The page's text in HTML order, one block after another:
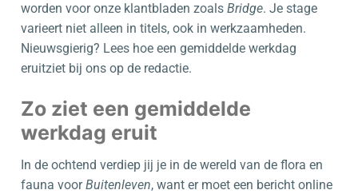
worden voor onze klantbladen zoals Bridge. Je stage
varieert niet alleen in titels, ook in werkzaamheden.
Nieuwsgierig? Lees hoe een gemiddelde werkdag
eruitziet bij ons op de redactie.
Zo ziet een gemiddelde
werkdag eruit
In de ochtend verdiep jij je in de wereld van de flora en
fauna voorBuitenleven, want er moet een bericht online